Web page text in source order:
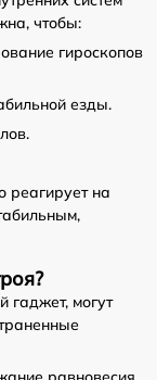
чтобы:
гироскопов
езды.
реагирует на
гаджет, могут